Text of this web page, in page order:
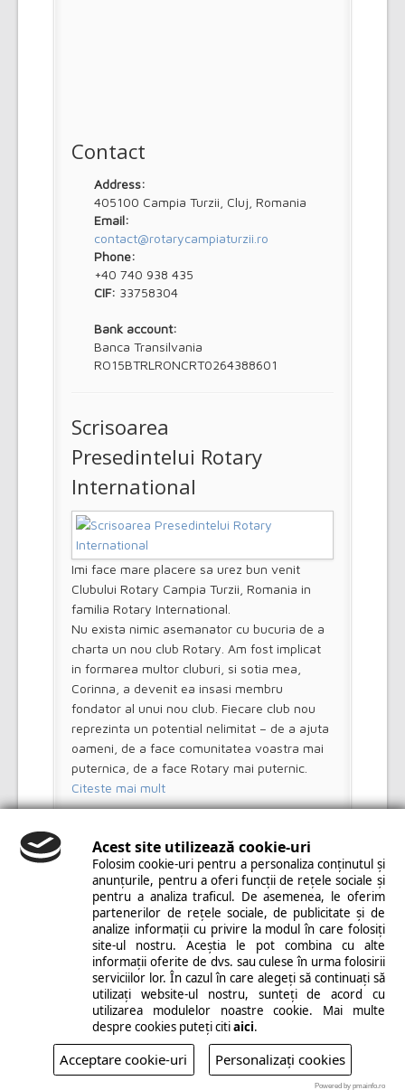
Contact
Address:
405100 Campia Turzii, Cluj, Romania
Email:
contact@rotarycampiaturzii.ro
Phone:
+40 740 938 435
CIF: 33758304
Bank account:
Banca Transilvania
RO15BTRLRONCRT0264388601
Scrisoarea
Presedintelui Rotary
International
Imi face mare placere sa urez bun venit
Clubului Rotary Campia Turzii, Romania in
familia Rotary International.
Nu exista nimic asemanator cu bucuria de a
charta un nou club Rotary. Am fost implicat
in formarea multor cluburi, si sotia mea,
Corinna, a devenit ea insasi membru
fondator al unui nou club. Fiecare club nou
reprezinta un potential nelimitat – de a ajuta
oameni, de a face comunitatea voastra mai
puternica, de a face Rotary mai puternic.
Citeste mai mult
Copyright © 2014 Rotary Câmpia Turzii. All Rights
Reserved. | Realizat dePMAINFO|Modificare
cookies
Acest site utilizează cookie-uri
Folosim cookie-uri pentru a personaliza conținutul și
anunțurile, pentru a oferi funcții de rețele sociale și
pentru a analiza traficul. De asemenea, le oferim
partenerilor de rețele sociale, de publicitate și de
analize informații cu privire la modul în care folosiți
site-ul nostru. Aceștia le pot combina cu alte
informații oferite de dvs. sau culese în urma folosirii
serviciilor lor. În cazul în care alegeți să continuați să
utilizați website-ul nostru, sunteți de acord cu
utilizarea modulelor noastre cookie. Mai multe
despre cookies puteți citiaici.
Acceptare cookie-uri Personalizați cookies
Powered by pmainfo.ro